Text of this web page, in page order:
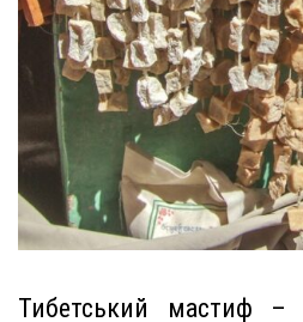
Тибетський мастиф –